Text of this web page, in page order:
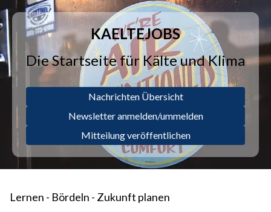
KAELTEJOBS
Die Startseite für Kälte und Klima
Nachrichten Übersicht
Newsletter anmelden/ummelden
Mitteilung veröffentlichen
Lernen - Bördeln - Zukunft planen